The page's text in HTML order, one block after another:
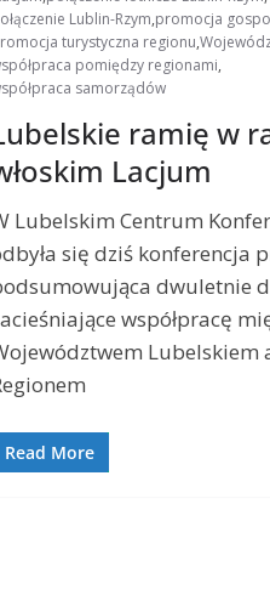
Lublin-Rzym,promocja
turystyczna regionu,
pomiędzy regionami,
samorządów
ramię w
Lacjum
Lubelskim Centrum
się dziś konferencja
dwuletnie
współpracę
Lubelskiem
Read More